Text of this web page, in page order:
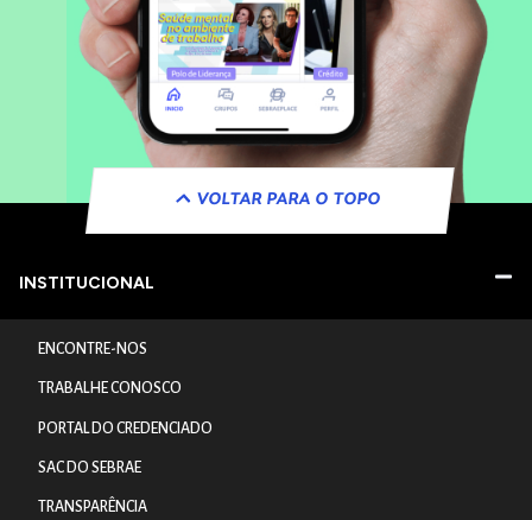
VOLTAR PARA O TOPO
INSTITUCIONAL
ENCONTRE-NOS
TRABALHE CONOSCO
PORTAL DO CREDENCIADO
SAC DO SEBRAE
TRANSPARÊNCIA